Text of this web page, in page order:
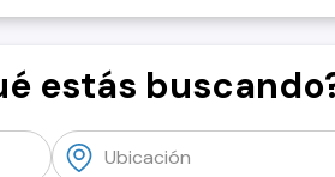
estás